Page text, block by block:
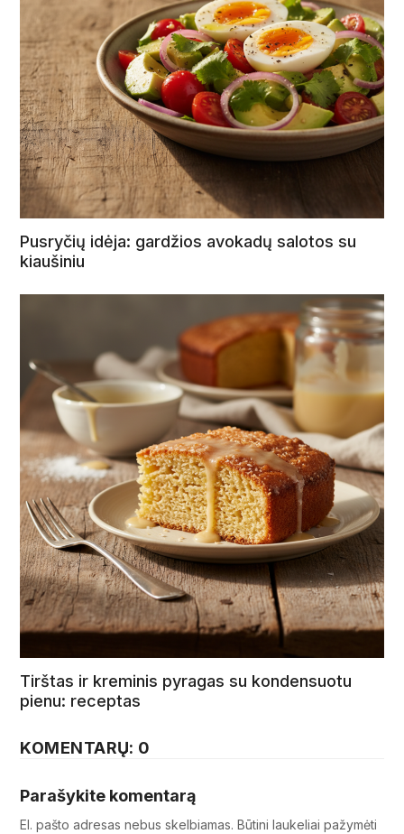
Pusryčių idėja: gardžios avokadų salotos su
kiaušiniu
Tirštas ir kreminis pyragas su kondensuotu
pienu: receptas
KOMENTARŲ: 0
Parašykite komentarą
El. pašto adresas nebus skelbiamas. Būtini laukeliai pažymėti